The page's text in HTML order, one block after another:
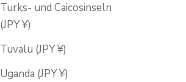
Turks- und Caicosinseln
(JPY ¥)
Tuvalu (JPY ¥)
Uganda (JPY ¥)